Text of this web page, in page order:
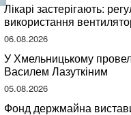
Лікарі застерігають:
використання
може негативно
здоров’я
06.08.2026
У Хмельницькому
Василем Лазуткіним
05.08.2026
Фонд держмайна